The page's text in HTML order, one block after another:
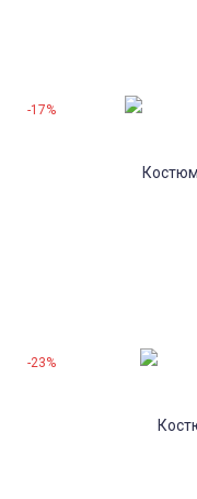
-17%
-23%